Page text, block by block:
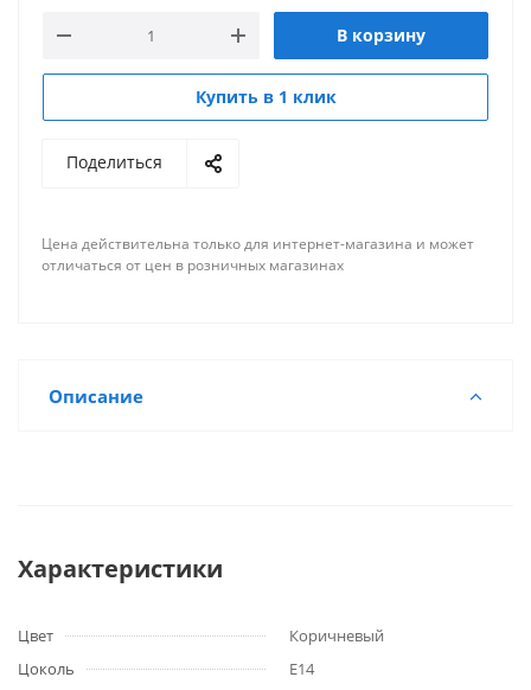
В корзину
Купить в 1 клик
Поделиться
Цена действительна только для интернет-магазина и может
отличаться от цен в розничных магазинах
Описание
Характеристики
Цвет
Коричневый
Цоколь
E14